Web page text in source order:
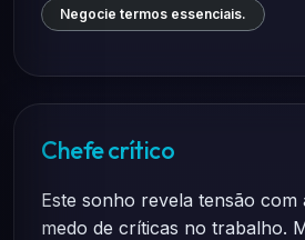
Negocie termos essenciais.
Chefe crítico
Este sonho revela tensão com
medo de críticas no trabalho.